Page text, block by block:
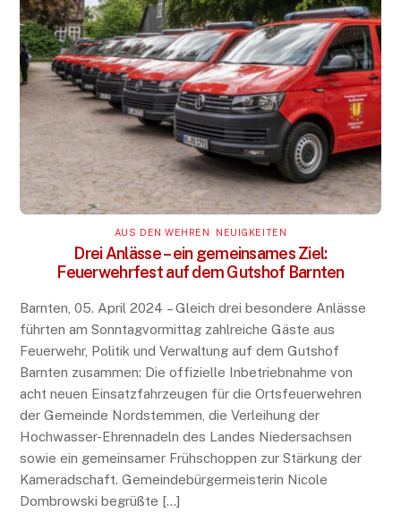
AUS DEN WEHREN NEUIGKEITEN
Drei Anlässe – ein gemeinsames Ziel:
Feuerwehrfest auf dem Gutshof Barnten
Barnten, 05. April 2024 – Gleich drei besondere Anlässe
führten am Sonntagvormittag zahlreiche Gäste aus
Feuerwehr, Politik und Verwaltung auf dem Gutshof
Barnten zusammen: Die offizielle Inbetriebnahme von
acht neuen Einsatzfahrzeugen für die Ortsfeuerwehren
der Gemeinde Nordstemmen, die Verleihung der
Hochwasser-Ehrennadeln des Landes Niedersachsen
sowie ein gemeinsamer Frühschoppen zur Stärkung der
Kameradschaft. Gemeindebürgermeisterin Nicole
Dombrowski begrüßte […]